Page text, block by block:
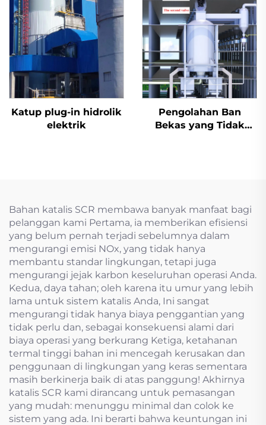
Katup plug-in hidrolik
elektrik
Pengolahan Ban
Bekas yang Tidak
Bahan katalis SCR membawa banyak manfaat bagi
pelanggan kami Pertama, ia memberikan efisiensi
yang belum pernah terjadi sebelumnya dalam
mengurangi emisi NOx, yang tidak hanya
membantu standar lingkungan, tetapi juga
mengurangi jejak karbon keseluruhan operasi Anda.
Kedua, daya tahan; oleh karena itu umur yang lebih
lama untuk sistem katalis Anda, Ini sangat
mengurangi tidak hanya biaya penggantian yang
tidak perlu dan, sebagai konsekuensi alami dari
biaya operasi yang berkurang Ketiga, ketahanan
termal tinggi bahan ini mencegah kerusakan dan
penggunaan di lingkungan yang keras sementara
masih berkinerja baik di atas panggung! Akhirnya
katalis SCR kami dirancang untuk pemasangan
yang mudah: menunggu minimal dan colok ke
sistem yang ada. Ini berarti bahwa keuntungan ini